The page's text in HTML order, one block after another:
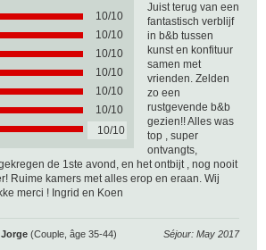
10/10
10/10
10/10
10/10
10/10
10/10
10/10
Juist terug van een
fantastisch verblijf
in b&b tussen
kunst en konfituur
samen met
vrienden. Zelden
zo een
rustgevende b&b
gezien!! Alles was
top , super
ontvangts,
de 1ste avond, en het ontbijt , nog nooit
Ruime kamers met alles erop en eraan. Wij
merci ! Ingrid en Koen
Séjour: May 2017
Jorge (Couple, âge 35-44)